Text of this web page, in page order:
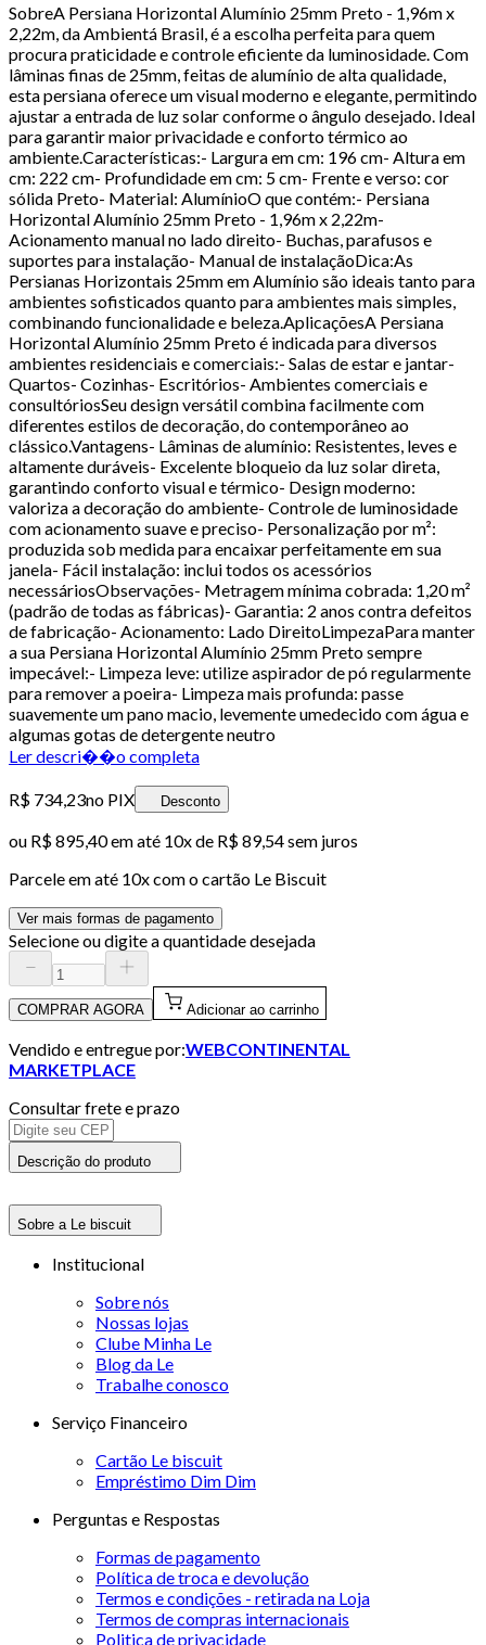
SobreA Persiana Horizontal Alumínio 25mm Preto - 1,96m x
2,22m, da Ambientá Brasil, é a escolha perfeita para quem
procura praticidade e controle eficiente da luminosidade. Com
lâminas finas de 25mm, feitas de alumínio de alta qualidade,
esta persiana oferece um visual moderno e elegante, permitindo
ajustar a entrada de luz solar conforme o ângulo desejado. Ideal
para garantir maior privacidade e conforto térmico ao
ambiente.Características:- Largura em cm: 196 cm- Altura em
cm: 222 cm- Profundidade em cm: 5 cm- Frente e verso: cor
sólida Preto- Material: AlumínioO que contém:- Persiana
Horizontal Alumínio 25mm Preto - 1,96m x 2,22m-
Acionamento manual no lado direito- Buchas, parafusos e
suportes para instalação- Manual de instalaçãoDica:As
Persianas Horizontais 25mm em Alumínio são ideais tanto para
ambientes sofisticados quanto para ambientes mais simples,
combinando funcionalidade e beleza.AplicaçõesA Persiana
Horizontal Alumínio 25mm Preto é indicada para diversos
ambientes residenciais e comerciais:- Salas de estar e jantar-
Quartos- Cozinhas- Escritórios- Ambientes comerciais e
consultóriosSeu design versátil combina facilmente com
diferentes estilos de decoração, do contemporâneo ao
clássico.Vantagens- Lâminas de alumínio: Resistentes, leves e
altamente duráveis- Excelente bloqueio da luz solar direta,
garantindo conforto visual e térmico- Design moderno:
valoriza a decoração do ambiente- Controle de luminosidade
com acionamento suave e preciso- Personalização por m²:
produzida sob medida para encaixar perfeitamente em sua
janela- Fácil instalação: inclui todos os acessórios
necessáriosObservações- Metragem mínima cobrada: 1,20 m²
(padrão de todas as fábricas)- Garantia: 2 anos contra defeitos
de fabricação- Acionamento: Lado DireitoLimpezaPara manter
a sua Persiana Horizontal Alumínio 25mm Preto sempre
impecável:- Limpeza leve: utilize aspirador de pó regularmente
para remover a poeira- Limpeza mais profunda: passe
suavemente um pano macio, levemente umedecido com água e
algumas gotas de detergente neutro
Ler descri��o completa
R$ 734,23no PIX Desconto
ou R$ 895,40em até 10x de R$ 89,54 sem juros
Parcele em até 10x com o cartão Le Biscuit
Ver mais formas de pagamento
Selecione ou digite a quantidade desejada
COMPRAR AGORA Adicionar ao carrinho
Vendido e entregue por:WEBCONTINENTAL
MARKETPLACE
Consultar frete e prazo
Descrição do produto
Sobre a Le biscuit
Institucional
Sobre nós
Nossas lojas
Clube Minha Le
Blog da Le
Trabalhe conosco
Serviço Financeiro
Cartão Le biscuit
Empréstimo Dim Dim
Perguntas e Respostas
Formas de pagamento
Política de troca e devolução
Termos e condições - retirada na Loja
Termos de compras internacionais
Politica de privacidade